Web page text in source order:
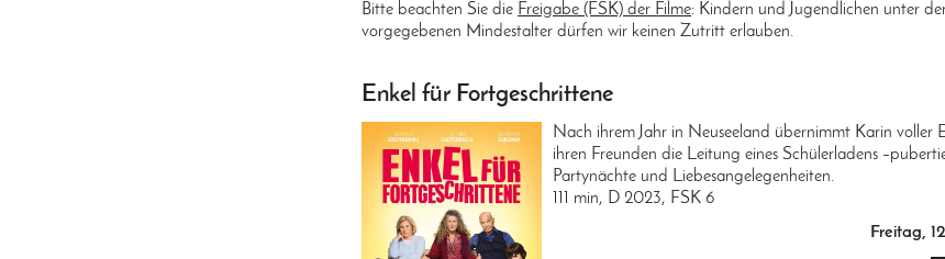
Bitte beachten Sie die Freigabe (FSK) der Filme: Kindern und Jugendlichen unter
vorgegebenen Mindestalter dürfen wir keinen Zutritt erlauben.
Enkel für Fortgeschrittene
Nach ihrem Jahr in Neuseeland übernimmt Karin voller
ihren Freunden die Leitung eines Schülerladens
Partynächte und Liebesangelegenheiten.
111 min, D 2023, FSK 6
Freitag,